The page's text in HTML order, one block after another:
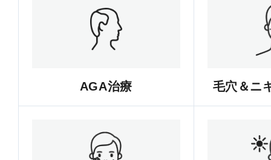
AGA治療 毛穴＆ニ